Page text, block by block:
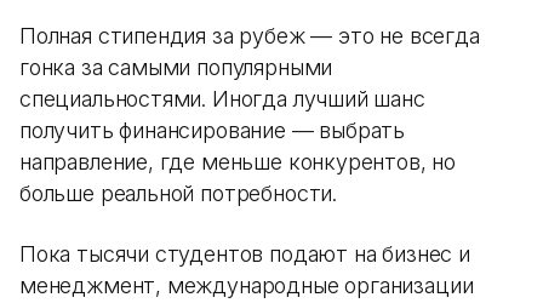
Полная стипендия за рубеж — это не всегда
гонка за самыми популярными
специальностями. Иногда лучший шанс
получить финансирование — выбрать
направление, где меньше конкурентов, но
больше реальной потребности.
Пока тысячи студентов подают на бизнес и
менеджмент, международные организации